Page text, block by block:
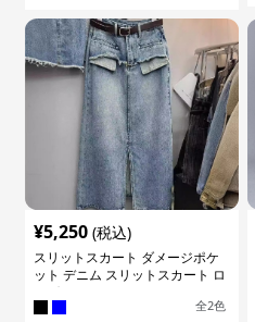
¥5,250 (税込)
スリットスカート ダメージポケ
ット デニム スリットスカート ロ
ング
全2色